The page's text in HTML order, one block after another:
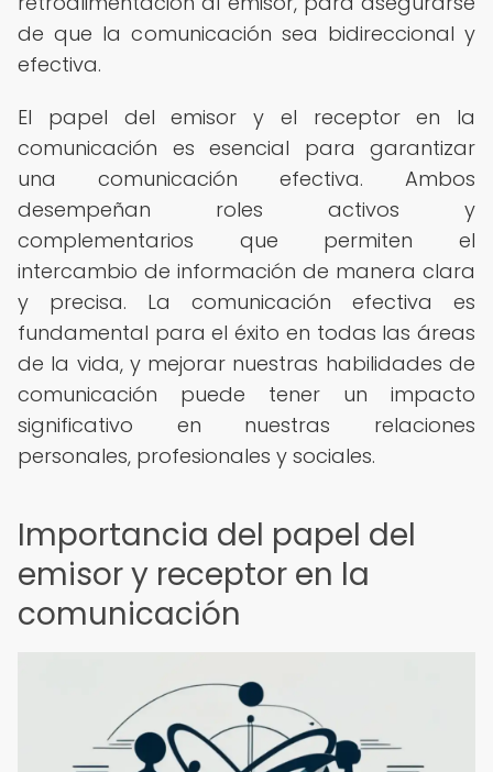
de que la comunicación sea bidireccional y
efectiva.
El papel del emisor y el receptor en la
comunicación es esencial para garantizar
una comunicación efectiva. Ambos
desempeñan roles activos y
complementarios que permiten el
intercambio de información de manera clara
y precisa. La comunicación efectiva es
fundamental para el éxito en todas las áreas
de la vida, y mejorar nuestras habilidades de
comunicación puede tener un impacto
significativo en nuestras relaciones
personales, profesionales y sociales.
Importancia del papel del
emisor y receptor en la
comunicación